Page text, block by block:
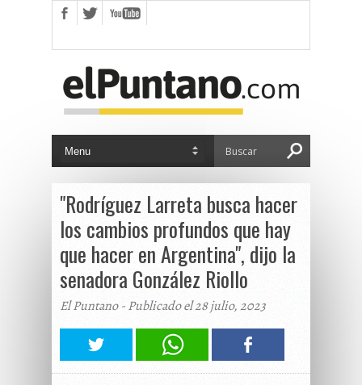
"Rodríguez Larreta busca hacer
los cambios profundos que hay
que hacer en Argentina", dijo la
senadora González Riollo
El Puntano - Publicado el 28 julio, 2023